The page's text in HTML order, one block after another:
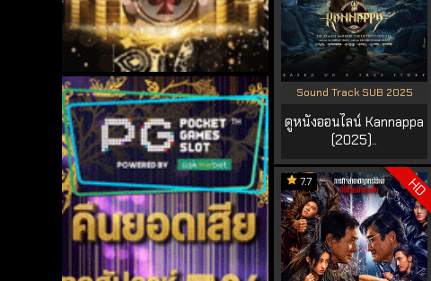
Sound Track SUB 2025
ดูหนังออนไลน์ Kannappa
(2025)..
HD
7.7